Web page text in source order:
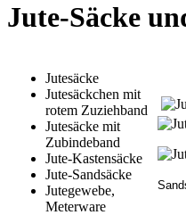
Jute-Säcke
Jutesäcke
Jutesäckchen mit
rotem Zuziehband
Jutesäcke mit
Zubindeband
Jute-Kastensäcke
Jute-Sandsäcke
Jutegewebe,
Meterware